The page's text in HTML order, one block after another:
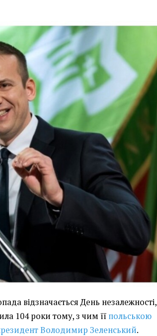
відзначається День незалежності,
104 роки тому, з чим її польською
Володимир Зеленський.